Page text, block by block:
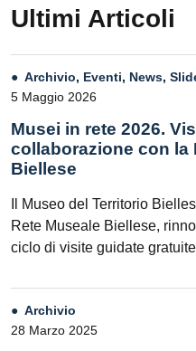
Ultimi Articoli
Archivio, Eventi, News,
5 Maggio 2026
Musei in rete 2026.
collaborazione con la
Biellese
Il Museo del Territorio
Rete Museale Biellese,
ciclo di visite guidate
Archivio
28 Marzo 2025